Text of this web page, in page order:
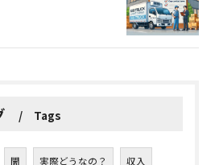
Tags
闇 実際どうなの？ 収入